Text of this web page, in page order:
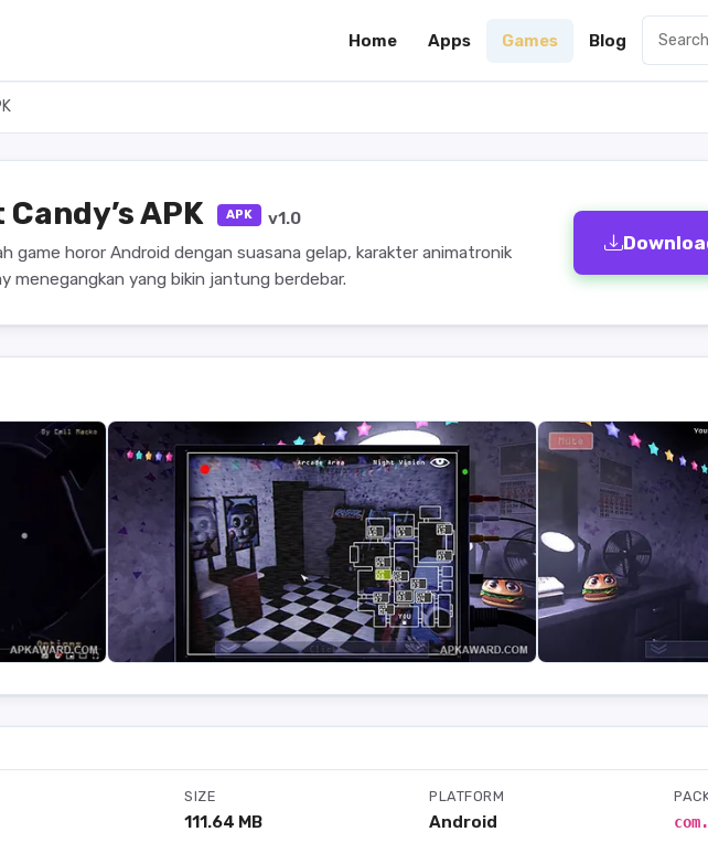
Home Apps Games Blog
APK APK
v1.0
game horor Android dengan suasana gelap, karakter animatronik
menegangkan yang bikin jantung berdebar.
SIZE
111.64 MB
PLATFORM
Android